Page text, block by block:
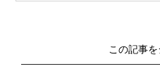
この記事